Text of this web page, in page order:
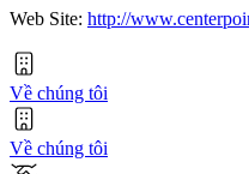
Web Site: http://
Về chúng tôi
Về chúng tôi